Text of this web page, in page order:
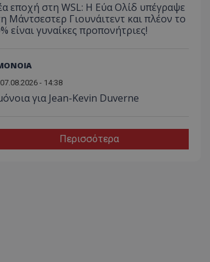
εποχή στη WSL: Η Εύα Ολίδ υπέγραψε
Μάντσεστερ Γιουνάιτεντ και πλέον το
είναι γυναίκες προπονήτριες!
07.08.2026 - 14:38
για Jean-Kevin Duverne
Περισσότερα